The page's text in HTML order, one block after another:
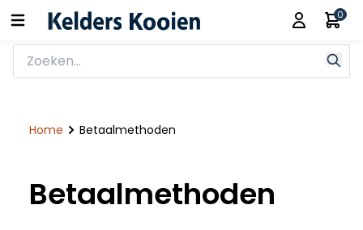
0
Home Betaalmethoden
Betaalmethoden